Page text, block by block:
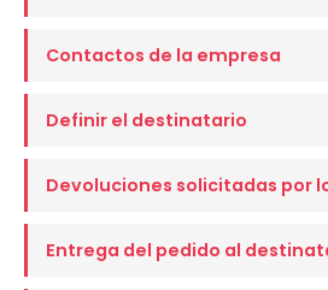
Contactos de la empresa
Definir el destinatario
Devoluciones solicitadas por
Entrega del pedido al